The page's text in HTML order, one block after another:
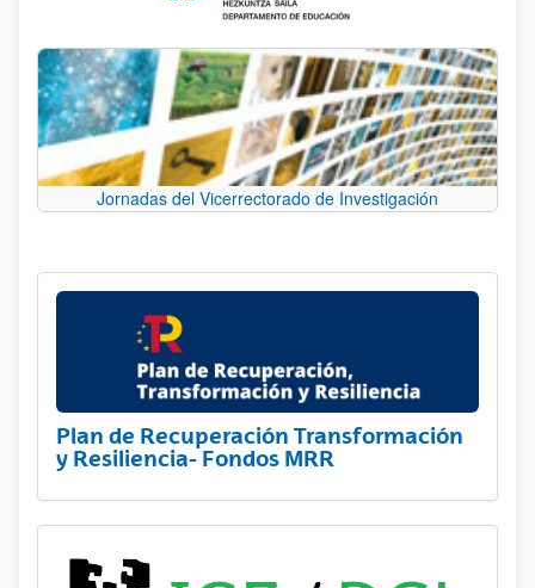
Jornadas del Vicerrectorado de Investigación
Plan de Recuperación Transformación
y Resiliencia- Fondos MRR